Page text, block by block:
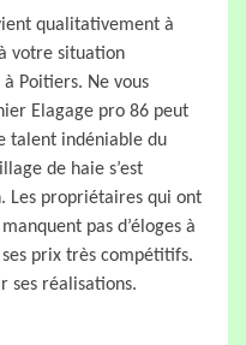
qualitativement à
votre situation
Poitiers. Ne vous
Elagage pro 86 peut
talent indéniable du
de haie s’est
Les propriétaires qui ont
pas d’éloges à
prix très compétitifs.
ses réalisations.